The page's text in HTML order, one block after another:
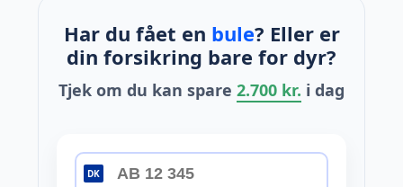
Har du fået en bule? Eller er
din forsikring bare for dyr?
Tjek om du kan spare 2.700 kr. i dag
DK